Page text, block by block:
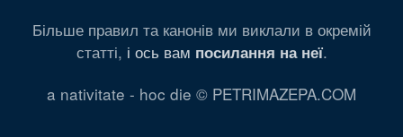
Більше правил та канонів ми виклали в окремій
статті, і ось вам посилання на неї.
a nativitate - hoc die © PETRIMAZEPA.COM